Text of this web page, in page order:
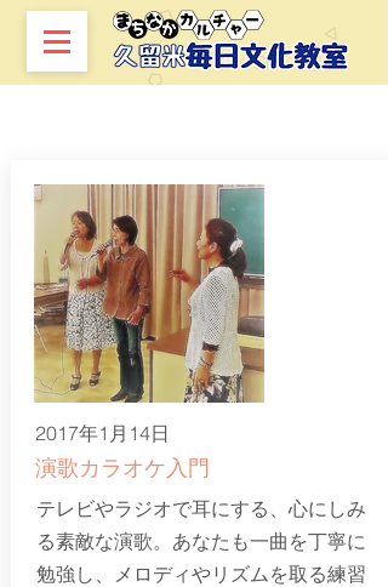
2017年1月14日
演歌カラオケ入門
テレビやラジオで耳にする、心にしみ
る素敵な演歌。あなたも一曲を丁寧に
勉強し、メロディやリズムを取る練習